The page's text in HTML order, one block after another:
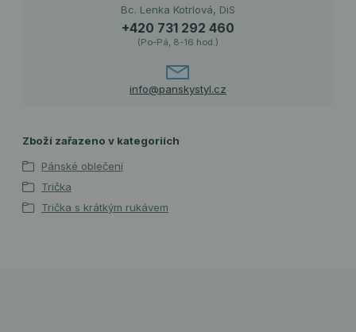
Bc. Lenka Kotrlová, DiS
+420 731 292 460
(Po-Pá, 8-16 hod.)
info@panskystyl.cz
Zboží zařazeno v kategoriích
Pánské oblečení
Trička
Trička s krátkým rukávem